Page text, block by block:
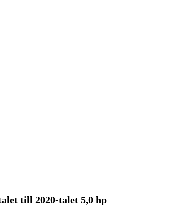
till 2020-talet 5,0 hp